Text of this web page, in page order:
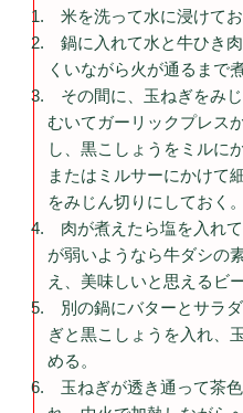
米を洗って水に浸けてお
鍋に入れて水と牛ひき
くいながら火が通るまで煮
その間に、玉ねぎをみ
むいてガーリックプレス
し、黒こしょうをミルに
またはミルサーにかけて
をみじん切りにしておく。
肉が煮えたら塩を入れ
が弱いようなら牛ダシの
え、美味しいと思えるビ
別の鍋にバターとサラ
ぎと黒こしょうを入れ、
める。
玉ねぎが透き通って茶